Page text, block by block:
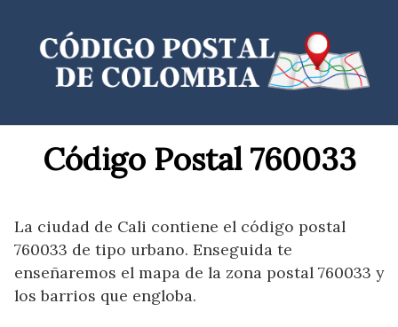
contenido
Código Postal 760033
La ciudad de Cali contiene el código postal
760033 de tipo urbano. Enseguida te
enseñaremos el mapa de la zona postal 760033 y
los barrios que engloba.